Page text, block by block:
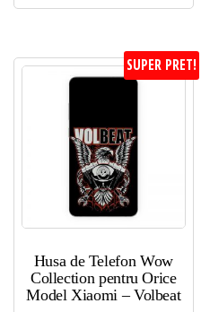
SUPER PRET!
Husa de Telefon Wow
Collection pentru Orice
Model Xiaomi – Volbeat